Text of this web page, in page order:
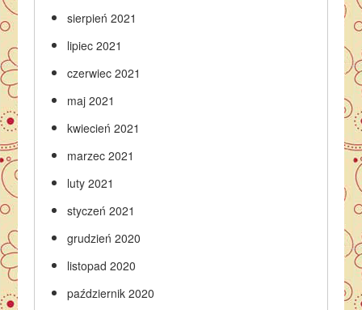
sierpień 2021
lipiec 2021
czerwiec 2021
maj 2021
kwiecień 2021
marzec 2021
luty 2021
styczeń 2021
grudzień 2020
listopad 2020
październik 2020